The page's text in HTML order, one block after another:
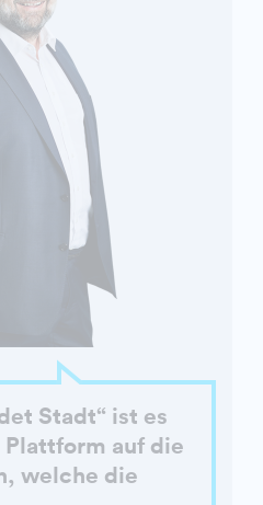
Stadt“ ist es
auf die
welche die